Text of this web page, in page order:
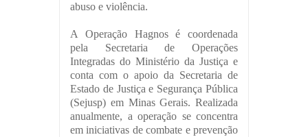
abuso e violência.
A Operação Hagnos é coordenada
pela Secretaria de Operações
Integradas do Ministério da Justiça e
conta com o apoio da Secretaria de
Estado de Justiça e Segurança Pública
(Sejusp) em Minas Gerais. Realizada
anualmente, a operação se concentra
em iniciativas de combate e prevenção